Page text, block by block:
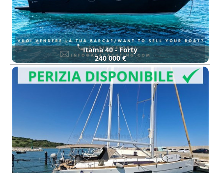
Itama 40 - Forty
240 000 €